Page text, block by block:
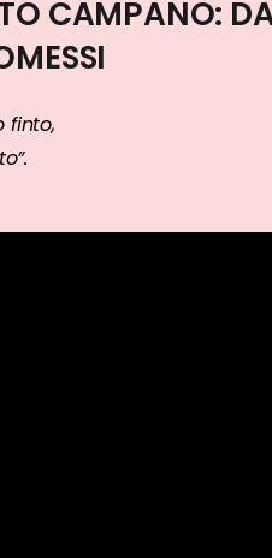
CAMPANO:
finto,